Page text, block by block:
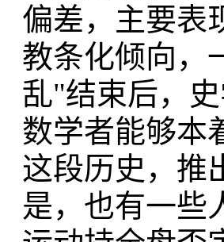
偏差，主要表
教条化倾向，
乱"结束后，
数学者能够本
这段历史，推
是，也有一些